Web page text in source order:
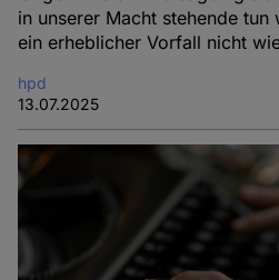
in unserer Macht stehende
ein erheblicher Vorfall nicht
hpd
13.07.2025